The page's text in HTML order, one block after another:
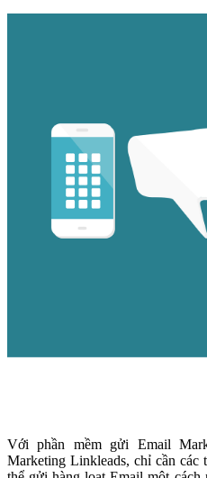
Với phần mềm gửi Email
Marketing Linkleads, chỉ cần các